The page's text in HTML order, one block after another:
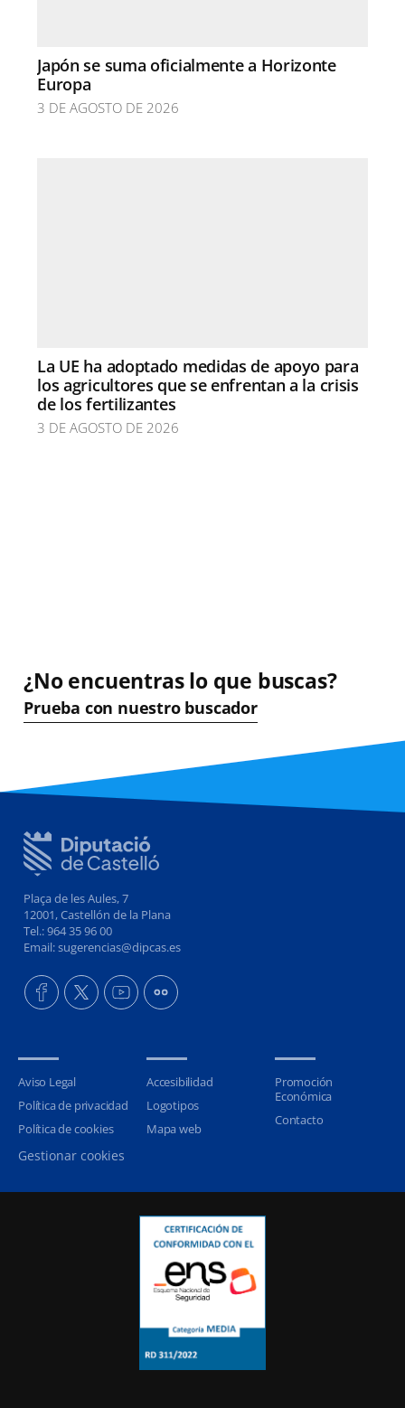
Japón se suma oficialmente a Horizonte
Europa
3 DE AGOSTO DE 2026
La UE ha adoptado medidas de apoyo para
los agricultores que se enfrentan a la crisis
de los fertilizantes
3 DE AGOSTO DE 2026
¿No encuentras lo que buscas?
Prueba con nuestro buscador
Plaça de les Aules, 7
12001, Castellón de la Plana
Tel.: 964 35 96 00
Email: sugerencias@dipcas.es
Aviso Legal
Política de privacidad
Política de cookies
Gestionar cookies
Accesibilidad
Logotipos
Mapa web
Promoción
Económica
Contacto